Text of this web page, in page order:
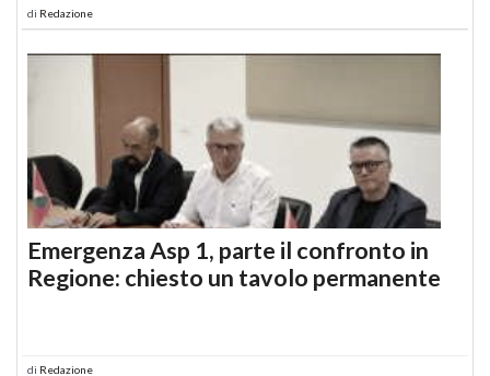
di Redazione
Emergenza Asp 1, parte il confronto in
Regione: chiesto un tavolo permanente
di Redazione